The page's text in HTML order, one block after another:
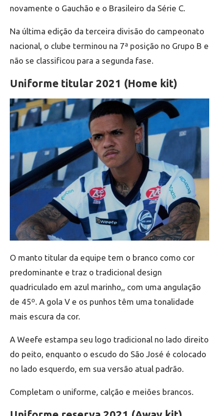
novamente o Gauchão e o Brasileiro da Série C.
Na última edição da terceira divisão do campeonato
nacional, o clube terminou na 7ª posição no Grupo B e
não se classificou para a segunda fase.
Uniforme titular 2021 (Home kit)
O manto titular da equipe tem o branco como cor
predominante e traz o tradicional design
quadriculado em azul marinho,, com uma angulação
de 45º. A gola V e os punhos têm uma tonalidade
mais escura da cor.
A Weefe estampa seu logo tradicional no lado direito
do peito, enquanto o escudo do São José é colocado
no lado esquerdo, em sua versão atual padrão.
Completam o uniforme, calção e meiões brancos.